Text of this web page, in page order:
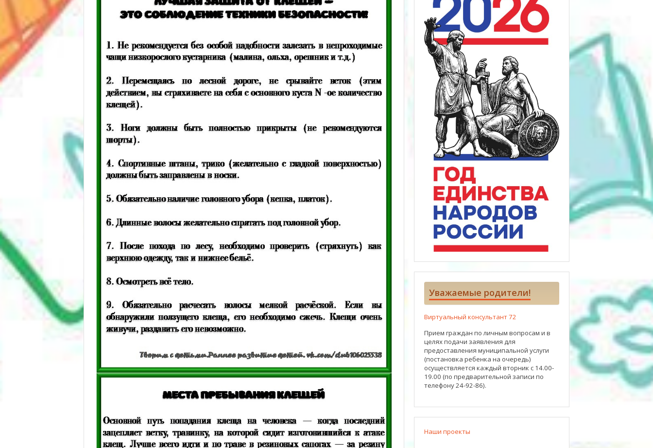
Уважаемые родители!
Виртуальный консультант 72
Прием граждан по личным вопросам и в
целях подачи заявления для
предоставления муниципальной услуги
(постановка ребенка на очередь)
осуществляется каждый вторник с 14.00-
19.00 (по предварительной записи по
телефону 24-92-86).
Наши проекты